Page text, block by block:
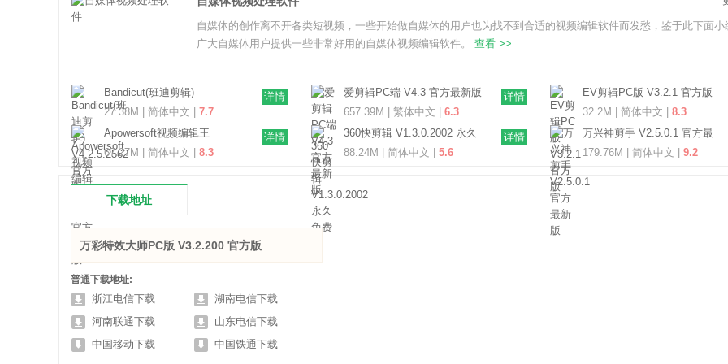
自媒体的创作离不开各类短视频，一些开始做自媒体的用户也为找不到合适的视频编辑软件而发愁，鉴于此下面小
广大自媒体用户提供一些非常好用的自媒体视频编辑软件。 查看 >>
Bandicut(班迪剪辑)
V4.2.5.2562 官方版
27.38M | 简体中文 | 7.7
详情
爱剪辑PC端 V4.3 官方最新版
657.39M | 繁体中文 | 6.3
详情
EV剪辑PC版 V3.2.1 官方版
32.2M | 简体中文 |8.3
Apowersoft视频编辑王
V1.7.1.17 官方最新版
67.27M | 简体中文 | 8.3
详情
360快剪辑 V1.3.0.2002 永久
免费版
88.24M | 简体中文 | 5.6
详情
万兴神剪手 V2.5.0.1 官方最
新版
179.76M | 简体中文 |9.2
下载地址
万彩特效大师PC版 V3.2.200 官方版
普通下载地址:
浙江电信下载
湖南电信下载
河南联通下载
山东电信下载
中国移动下载
中国铁通下载